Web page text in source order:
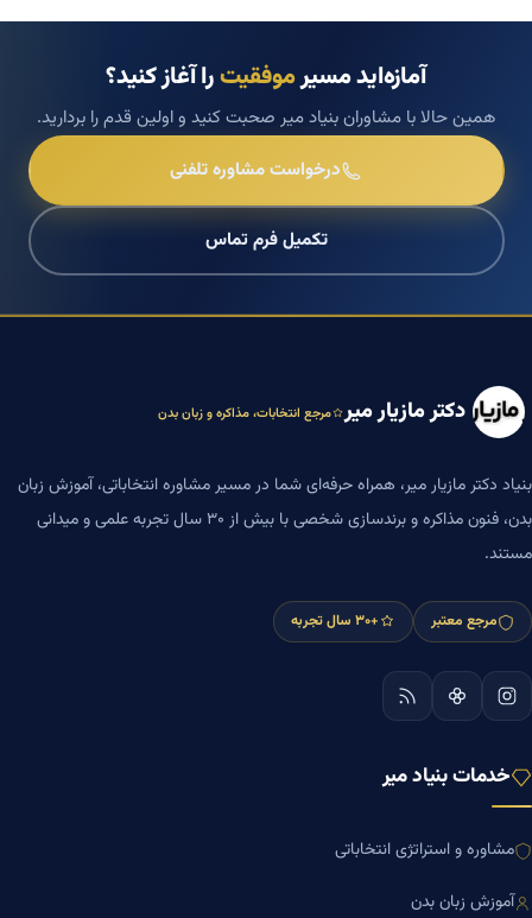
آمازه‌اید مسیرموفقیترا آغاز کنید؟
همین حالا با مشاوران بنیاد میر صحبت کنید و اولین قدم را بردارید.
درخواست مشاوره تلفنی
تکمیل فرم تماس
دکتر مازیار میر مرجع انتخابات، مذاکره و زبان بدن
بنیاد دکتر مازیار میر، همراه حرفه‌ای شما در مسیر مشاوره انتخاباتی، آموزش زبان
بدن، فنون مذاکره و برندسازی شخصی با بیش از ۳۰ سال تجربه علمی و میدانی
مستند.
مرجع معتبر +۳۰ سال تجربه
خدمات بنیاد میر
مشاوره و استراتژی انتخاباتی
آموزش زبان بدن